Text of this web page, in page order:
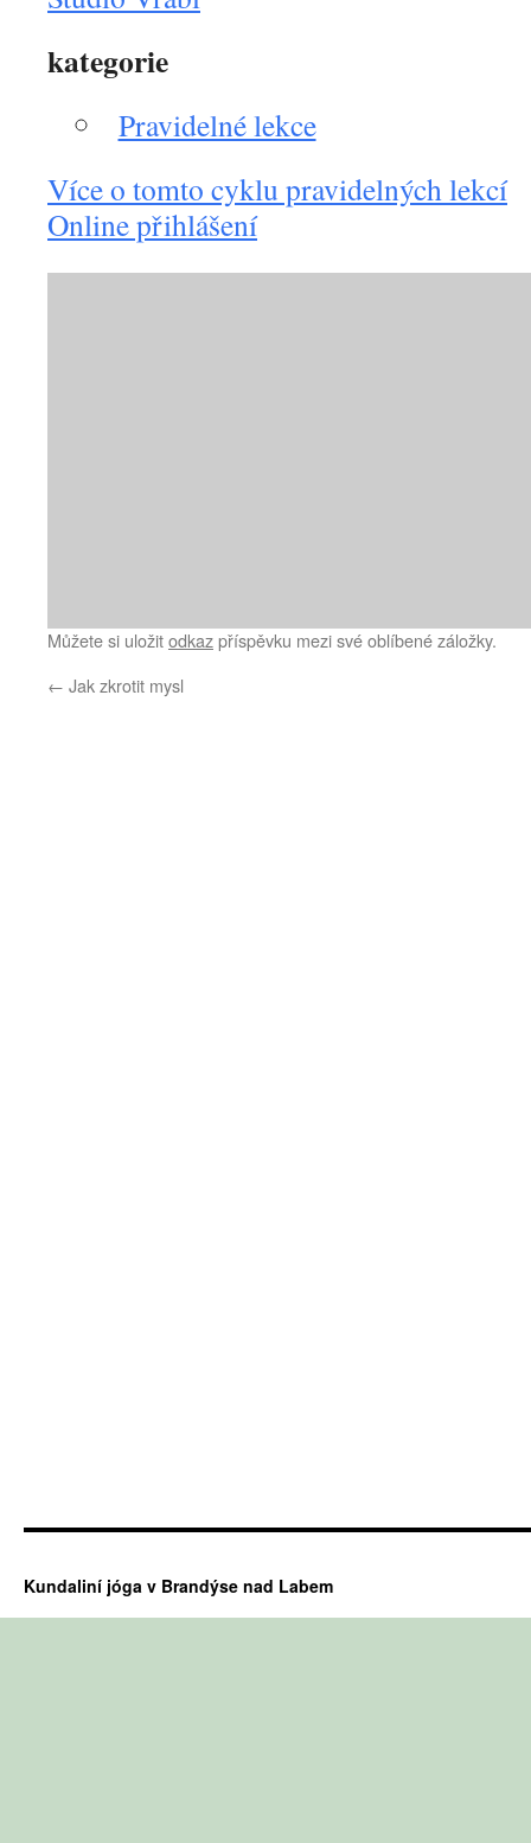
kategorie
Pravidelné lekce
Více o tomto cyklu pravidelných lekcí
Online přihlášení
Můžete si uložitodkazpříspěvku mezi své oblíbené záložky.
← Jak zkrotit mysl
Kundaliní jóga v Brandýse nad Labem